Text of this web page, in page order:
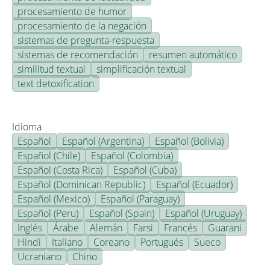
procesamiento de humor
procesamiento de la negación
sistemas de pregunta-respuesta
sistemas de recomendación
resumen automático
similitud textual
simplificación textual
text detoxification
Idioma
Español
Español (Argentina)
Español (Bolivia)
Español (Chile)
Español (Colombia)
Español (Costa Rica)
Español (Cuba)
Español (Dominican Republic)
Español (Ecuador)
Español (Mexico)
Español (Paraguay)
Español (Peru)
Español (Spain)
Español (Uruguay)
Inglés
Árabe Alemán Farsi Francés
Guarani
Hindi
Italiano Coreano Portugués
Sueco
Ucraniano
Chino